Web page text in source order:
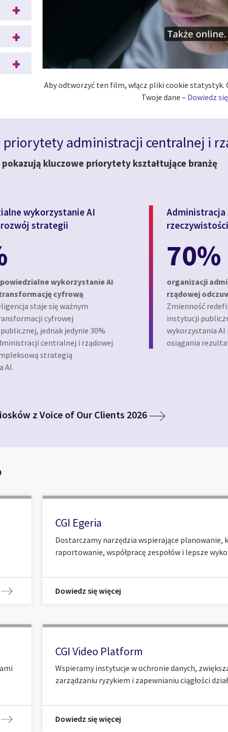
Aby odtworzyć ten film, włącz pliki cookie statystyk.
Twoje dane – Dowiedz
priorytety administracji centralnej i
kluczowe priorytety kształtujące branżę
wykorzystanie AI
strategii
wykorzystanie AI
cyfrową
staje się ważnym
cyfrowej
jednak jedynie 30%
centralnej i rządowej
strategią
AI.
Administracja
70%
organizacji
rządowej
Zmienność
instytucji
wykorzystania AI
osiągania
z Voice of Our Clients 2026
CGI Egeria
Dostarczamy narzędzia wspierające planowanie,
raportowanie, współpracę zespołów i lepsze
Dowiedz się więcej
CGI Video Platform
Wspieramy instytucje w ochronie danych,
zarządzaniu ryzykiem i zapewnianiu ciągłości
Dowiedz się więcej